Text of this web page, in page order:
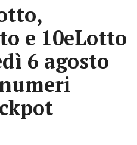
e 10eLotto
6 agosto